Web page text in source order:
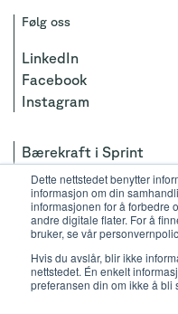
Dette nettstedet benytter
informasjon om din
informasjonen for å forbedre
andre digitale flater. For å
bruker, se vår
Hvis du avslår, blir ikke
nettstedet. Én enkelt
preferansen din om ikke å bli
Følg oss
LinkedIn
Facebook
Instagram
Bærekraft i Sprint
Personvernerklæring
Copyright by Sprint
Org. no.: 988 497 711
Vi bruker